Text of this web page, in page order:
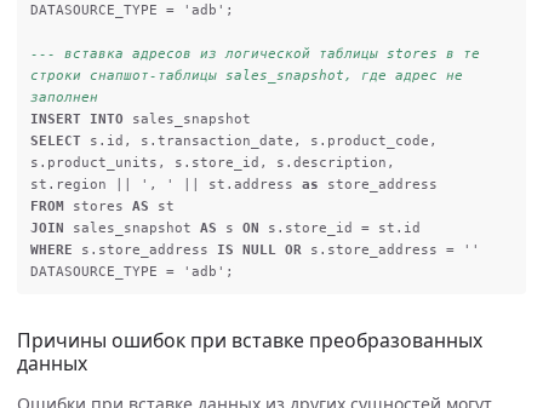
DATASOURCE_TYPE
= 'adb' ;
--- вставка адресов из логической таблицы stores в те
строки снапшот-таблицы sales_snapshot, где адрес не
заполнен
INSERT
INTO
sales_snapshot
SELECT
s . id , s . transaction_date , s . product_code ,
s . product_units , s . store_id , s . description ,
st . region ', ' st . address as
store_address
FROM
stores AS
st
JOIN
sales_snapshot AS s ON s . store_id = st . id
WHERE
s . store_address IS NULL OR s . store_address =
''
DATASOURCE_TYPE
= 'adb' ;
Причины ошибок при вставке преобразованных
данных